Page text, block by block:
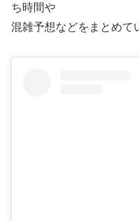
ち時間や
混雑予想などをまとめて